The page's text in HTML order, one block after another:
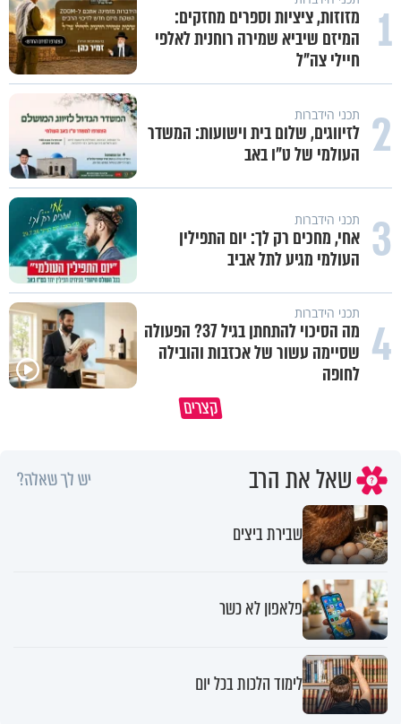
1
מזוזות, ציציות וספרים מחזקים:
המיזם שיביא שמירה רוחנית לאלפי
חיילי צה"ל
2 תכני הידברות
לזיווגים, שלום בית וישועות: המשדר
העולמי של ט"ו באב
3 תכני הידברות
אחי, מחכים רק לך: יום התפילין
העולמי מגיע לתל אביב
4 תכני הידברות
מה הסיכוי להתחתן בגיל 37? הפעולה
שסיימה עשור של אכזבות והובילה
לחופה
קצריםמי שאמר והיה העולם זה אבא שלנו
שאל את הרב יש לך שאלה?
שבירת ביצים
פלאפון לא כשר
לימוד הלכות בכל יום